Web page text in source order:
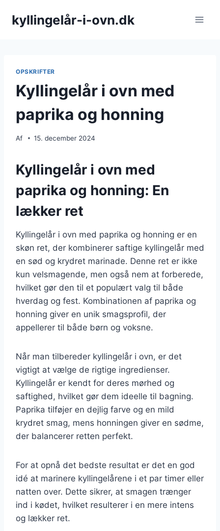
kyllingelår-i-ovn.dk
OPSKRIFTER
Kyllingelår i ovn med
paprika og honning
Af 15. december 2024
Kyllingelår i ovn med
paprika og honning: En
lækker ret
Kyllingelår i ovn med paprika og honning er en
skøn ret, der kombinerer saftige kyllingelår med
en sød og krydret marinade. Denne ret er ikke
kun velsmagende, men også nem at forberede,
hvilket gør den til et populært valg til både
hverdag og fest. Kombinationen af paprika og
honning giver en unik smagsprofil, der
appellerer til både børn og voksne.
Når man tilbereder kyllingelår i ovn, er det
vigtigt at vælge de rigtige ingredienser.
Kyllingelår er kendt for deres mørhed og
saftighed, hvilket gør dem ideelle til bagning.
Paprika tilføjer en dejlig farve og en mild
krydret smag, mens honningen giver en sødme,
der balancerer retten perfekt.
For at opnå det bedste resultat er det en god
idé at marinere kyllingelårene i et par timer eller
natten over. Dette sikrer, at smagen trænger
ind i kødet, hvilket resulterer i en mere intens
og lækker ret.